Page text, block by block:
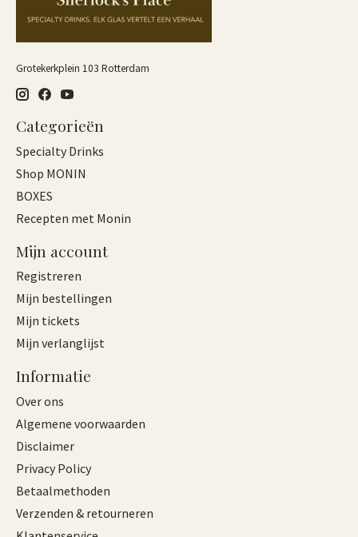
Grotekerkplein 103 Rotterdam
Categorieën
Specialty Drinks
Shop MONIN
BOXES
Recepten met Monin
Mijn account
Registreren
Mijn bestellingen
Mijn tickets
Mijn verlanglijst
Informatie
Over ons
Algemene voorwaarden
Disclaimer
Privacy Policy
Betaalmethoden
Verzenden & retourneren